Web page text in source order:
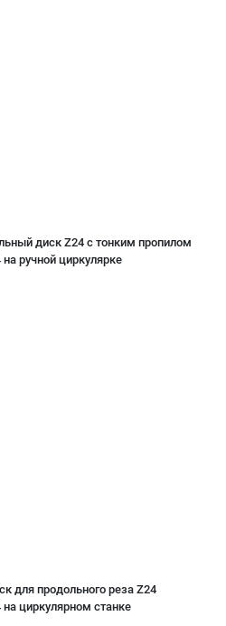
диск Z24 с тонким пропилом
ручной циркулярке
для продольного реза Z24
циркулярном станке